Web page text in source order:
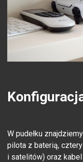
W pudełku
pilota z baterią,
i satelitów) oraz